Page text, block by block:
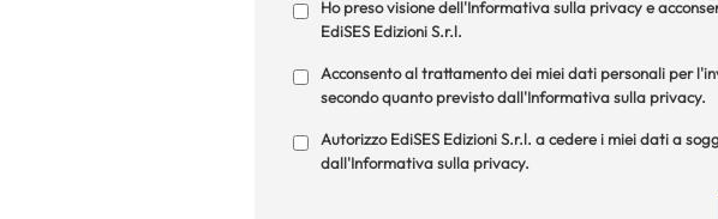
Ho preso visione dell'Informativa sulla privacy e
EdiSES Edizioni S.r.l.
Acconsento al trattamento dei miei dati personali per
secondo quanto previsto dall'Informativa sulla privacy.
Autorizzo EdiSES Edizioni S.r.l. a cedere i miei dati a
dall'Informativa sulla privacy.